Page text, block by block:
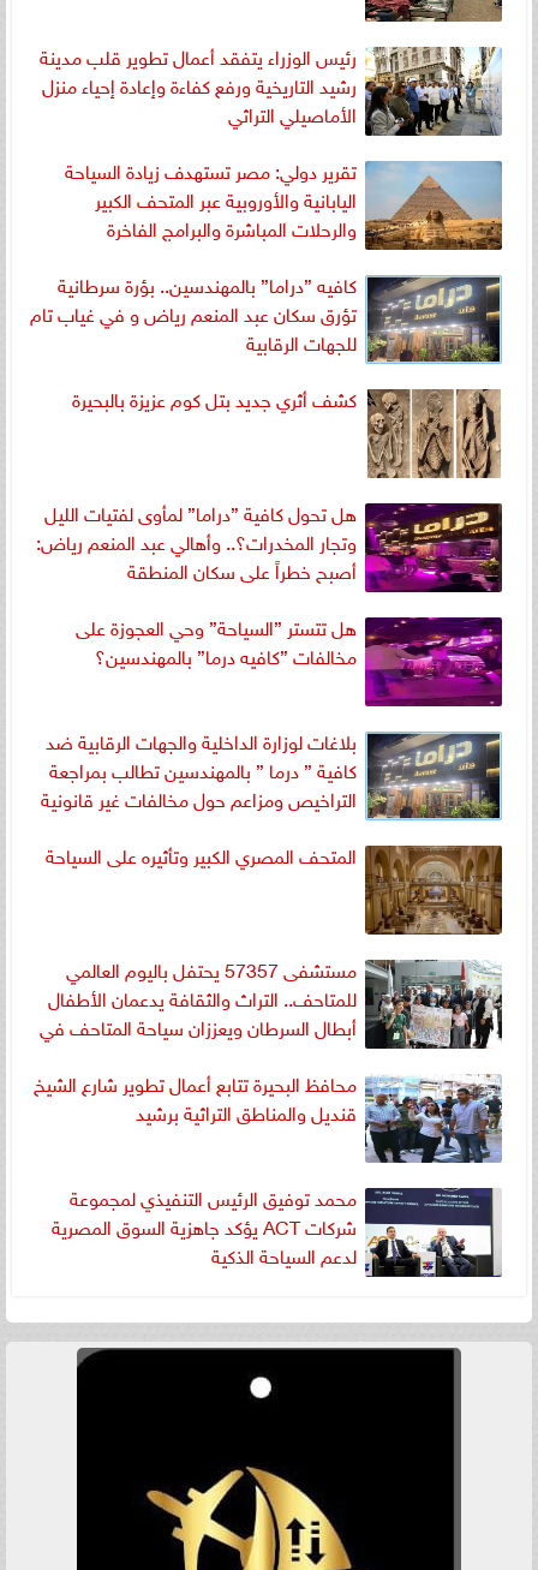
رئيس الوزراء يتفقد أعمال تطوير قلب مدينة
رشيد التاريخية ورفع كفاءة وإعادة إحياء منزل
الأماصيلي التراثي
تقرير دولي: مصر تستهدف زيادة السياحة
اليابانية والأوروبية عبر المتحف الكبير
والرحلات المباشرة والبرامج الفاخرة
​كافيه ”دراما” بالمهندسين.. بؤرة سرطانية
تؤرق سكان عبد المنعم رياض و في غياب تام
للجهات الرقابية​ ​
كشف أثري جديد بتل كوم عزيزة بالبحيرة
هل تحول كافية ”دراما” لمأوى لفتيات الليل
وتجار المخدرات؟.. وأهالي عبد المنعم رياض:
أصبح خطراً على سكان المنطقة
هل تتستر ”السياحة” وحي العجوزة على
مخالفات ”كافيه درما” بالمهندسين؟
بلاغات لوزارة الداخلية والجهات الرقابية ضد
كافية ” درما ” بالمهندسين تطالب بمراجعة
التراخيص ومزاعم حول مخالفات غير قانونية
المتحف المصري الكبير وتأثيره على السياحة
مستشفى 57357 يحتفل باليوم العالمي
للمتاحف.. التراث والثقافة يدعمان الأطفال
أبطال السرطان ويعززان سياحة المتاحف في
محافظ البحيرة تتابع أعمال تطوير شارع الشيخ
قنديل والمناطق التراثية برشيد
محمد توفيق الرئيس التنفيذي لمجموعة
شركات ACT يؤكد جاهزية السوق المصرية
لدعم السياحة الذكية